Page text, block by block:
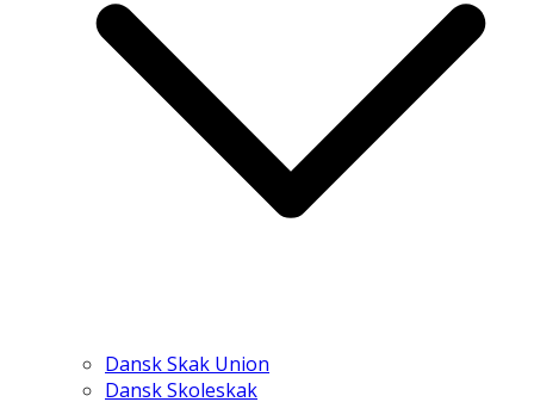
Dansk Skak Union
Dansk Skoleskak